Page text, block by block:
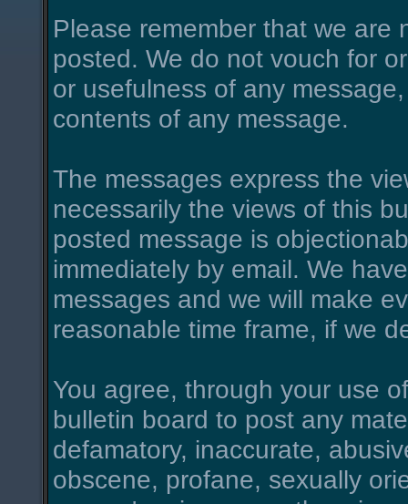
Please remember that we are
posted. We do not vouch for
or usefulness of any
contents of any message.
The messages express the
necessarily the views of this
posted message is
immediately by email. We
messages and we will make
reasonable time frame, if we
You agree, through your use
bulletin board to post any
defamatory, inaccurate,
obscene, profane, sexually